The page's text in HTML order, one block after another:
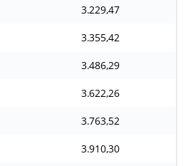
3.229,47
3.355,42
3.486,29
3.622,26
3.763,52
3.910,30